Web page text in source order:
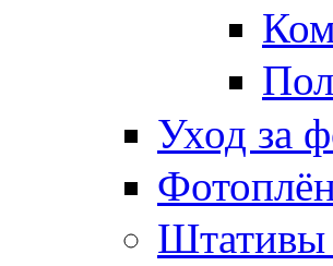
Уход за
Штативы